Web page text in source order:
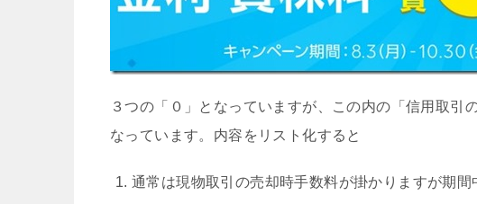
３つの「０」となっていますが、この内の「信用取引
なっています。内容をリスト化すると
通常は現物取引の売却時手数料が掛かりますが期間